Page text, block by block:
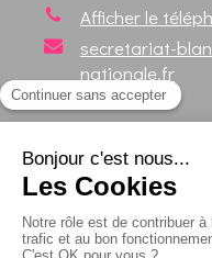
Afficher le
secretariat-
nationale.fr
Suivez